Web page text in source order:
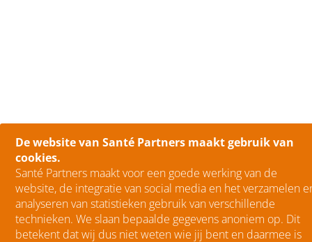
De website van Santé Partners maakt gebruik van
cookies.
Santé Partners maakt voor een goede werking van de
website, de integratie van social media en het verzamelen
analyseren van statistieken gebruik van verschillende
technieken. We slaan bepaalde gegevens anoniem op. Dit
betekent dat wij dus niet weten wie jij bent en daarmee is